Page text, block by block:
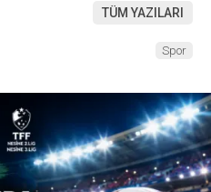
TÜM YAZILARI
Spor